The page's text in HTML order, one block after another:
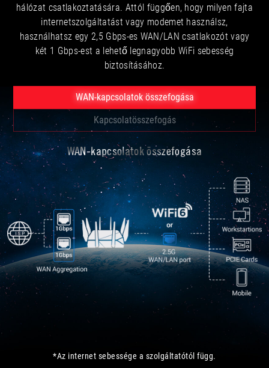
hálózat csatlakoztatására. Attól függően, hogy milyen fajta
internetszolgáltatást vagy modemet használsz,
használhatsz egy 2,5 Gbps-es WAN/LAN csatlakozót vagy
két 1 Gbps-est a lehető legnagyobb WiFi sebesség
biztosításához.
WAN-kapcsolatok összefogása
Kapcsolatösszefogás
WAN-kapcsolatok összefogása
*Az internet sebessége a szolgáltatótól függ.